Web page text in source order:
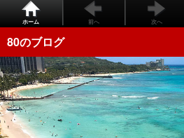
ホーム 前へ 次へ
80のブログ